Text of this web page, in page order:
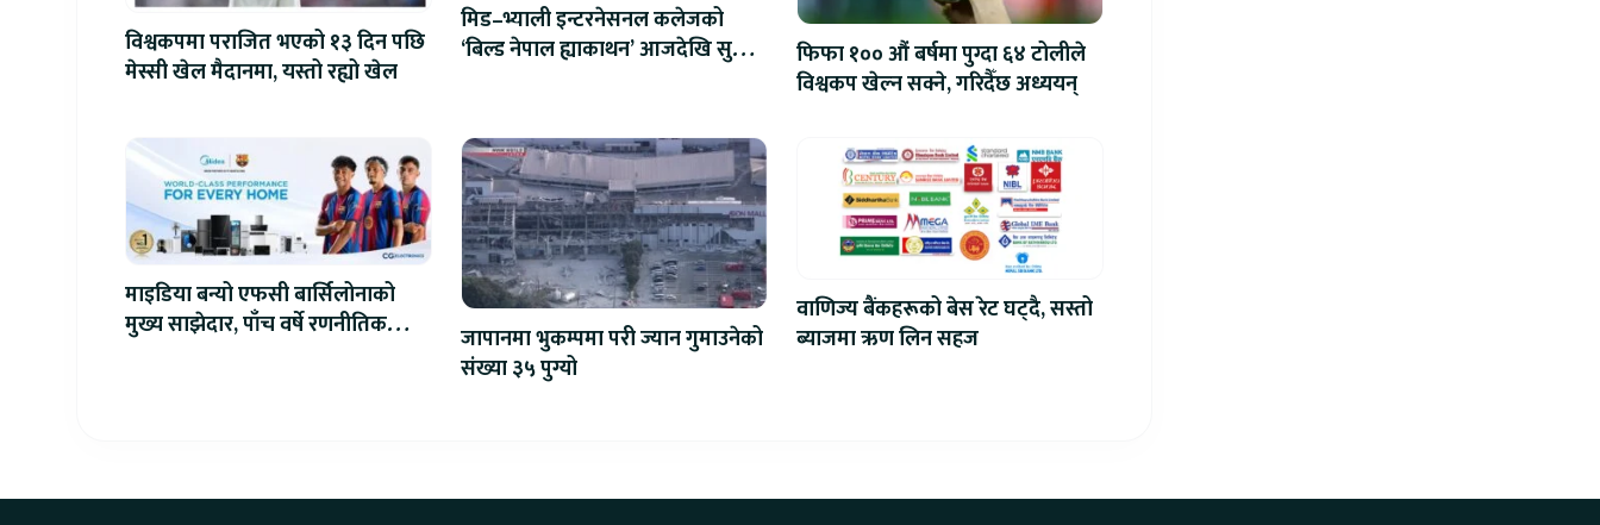
विश्वकपमा पराजित भएको १३ दिन पछि
मेस्सी खेल मैदानमा, यस्तो रह्यो खेल
मिड–भ्याली इन्टरनेसनल कलेजको
‘बिल्ड नेपाल ह्याकाथन’ आजदेखि सुरु,
फिफा १०० औं बर्षमा पुग्दा ६४ टोलीले
विश्वकप खेल्न सक्ने, गरिदैँछ अध्ययन्
माइडिया बन्यो एफसी बार्सिलोनाको
मुख्य साझेदार, पाँच वर्षे रणनीतिक
जापानमा भुकम्पमा परी ज्यान गुमाउनेको
संख्या ३५ पुग्यो
वाणिज्य बैंकहरूको बेस रेट घट्दै, सस्तो
ब्याजमा ऋण लिन सहज